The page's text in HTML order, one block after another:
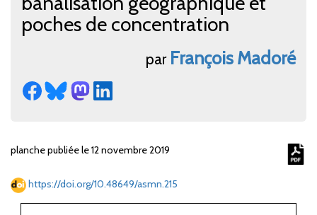
poches de concentration
par François Madoré
planche publiée le 12 novembre 2019
https://doi.org/10.48649/asmn.215